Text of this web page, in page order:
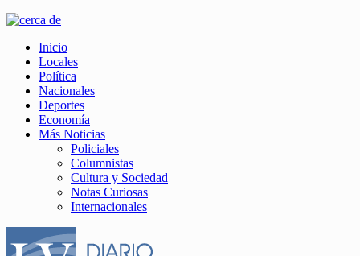
Inicio
Locales
Política
Nacionales
Deportes
Economía
Más Noticias
Policiales
Columnistas
Cultura y Sociedad
Notas Curiosas
Internacionales